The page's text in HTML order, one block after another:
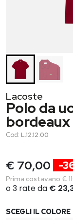
Lacoste
Polo da
bordeaux
Cod: L.12.12.00
€ 70,00 -
Prima costavano €
SCEGLI IL COLORE